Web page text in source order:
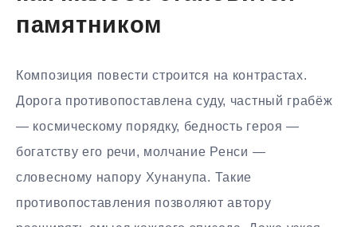
памятником
Композиция повести строится на контрастах.
Дорога противопоставлена суду, частный грабёж
— космическому порядку, бедность героя —
богатству его речи, молчание Ренси —
словесному напору Хунанупа. Такие
противопоставления позволяют автору